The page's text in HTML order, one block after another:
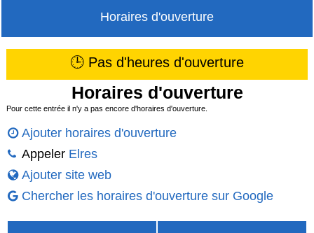
Horaires d'ouverture
🕒 Pas d'heures d'ouverture
Horaires d'ouverture
Pour cette entrée il n'y a pas encore d'horaires d'ouverture.
Ajouter horaires d'ouverture
Appeler Elres
Ajouter site web
Chercher les horaires d'ouverture sur Google